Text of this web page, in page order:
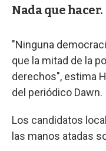
Nada que hacer.
"Ninguna
que la mitad de la
derechos", estima
del periódico Dawn.
Los candidatos
las manos atadas